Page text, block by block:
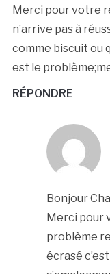
Merci pour votre
n’arrive pas à
comme biscuit ou
est le
RÉPONDRE
Bonjour
Merci pour
problème
écrasé